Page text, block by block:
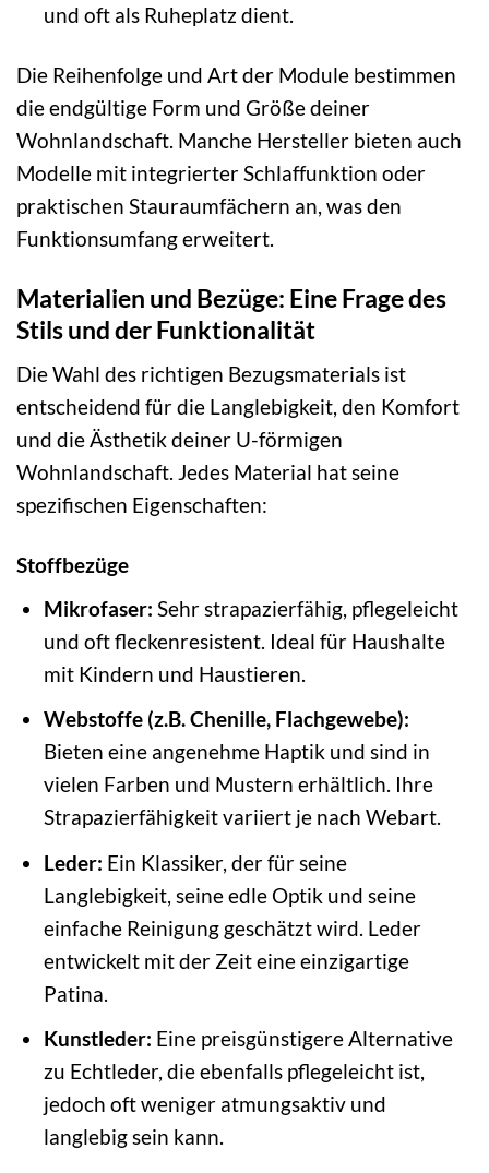
und oft als Ruheplatz dient.
Die Reihenfolge und Art der Module bestimmen
die endgültige Form und Größe deiner
Wohnlandschaft. Manche Hersteller bieten auch
Modelle mit integrierter Schlaffunktion oder
praktischen Stauraumfächern an, was den
Funktionsumfang erweitert.
Materialien und Bezüge: Eine Frage des
Stils und der Funktionalität
Die Wahl des richtigen Bezugsmaterials ist
entscheidend für die Langlebigkeit, den Komfort
und die Ästhetik deiner U-förmigen
Wohnlandschaft. Jedes Material hat seine
spezifischen Eigenschaften:
Stoffbezüge
Mikrofaser: Sehr strapazierfähig, pflegeleicht
und oft fleckenresistent. Ideal für Haushalte
mit Kindern und Haustieren.
Webstoffe (z.B. Chenille, Flachgewebe):
Bieten eine angenehme Haptik und sind in
vielen Farben und Mustern erhältlich. Ihre
Strapazierfähigkeit variiert je nach Webart.
Leder: Ein Klassiker, der für seine
Langlebigkeit, seine edle Optik und seine
einfache Reinigung geschätzt wird. Leder
entwickelt mit der Zeit eine einzigartige
Patina.
Kunstleder: Eine preisgünstigere Alternative
zu Echtleder, die ebenfalls pflegeleicht ist,
jedoch oft weniger atmungsaktiv und
langlebig sein kann.